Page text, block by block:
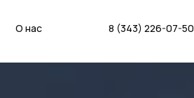
О нас 8 (343) 226-07-50